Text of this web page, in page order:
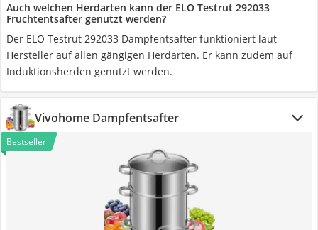
Auch welchen Herdarten kann der ELO Testrut 292033
Fruchtentsafter genutzt werden?
Der ELO Testrut 292033 Dampfentsafter funktioniert laut
Hersteller auf allen gängigen Herdarten. Er kann zudem auf
Induktionsherden genutzt werden.
Vivohome Dampfentsafter
Bestseller